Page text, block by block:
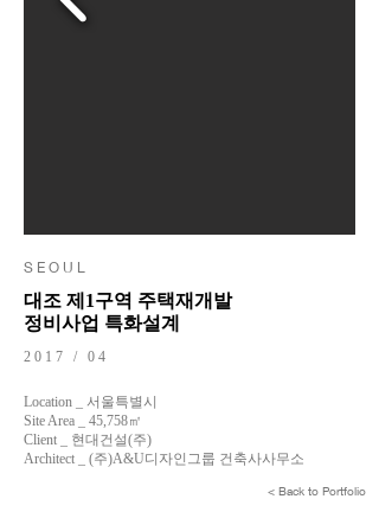
S E O U L
대조 제1구역 주택재개발
정비사업 특화설계
2017 / 04
Location _ 서울특별시
Site Area _ 45,758㎡
Client _ 현대건설(주)
Architect _ (주)A&U디자인그룹 건축사사무소
< Back to Portfolio